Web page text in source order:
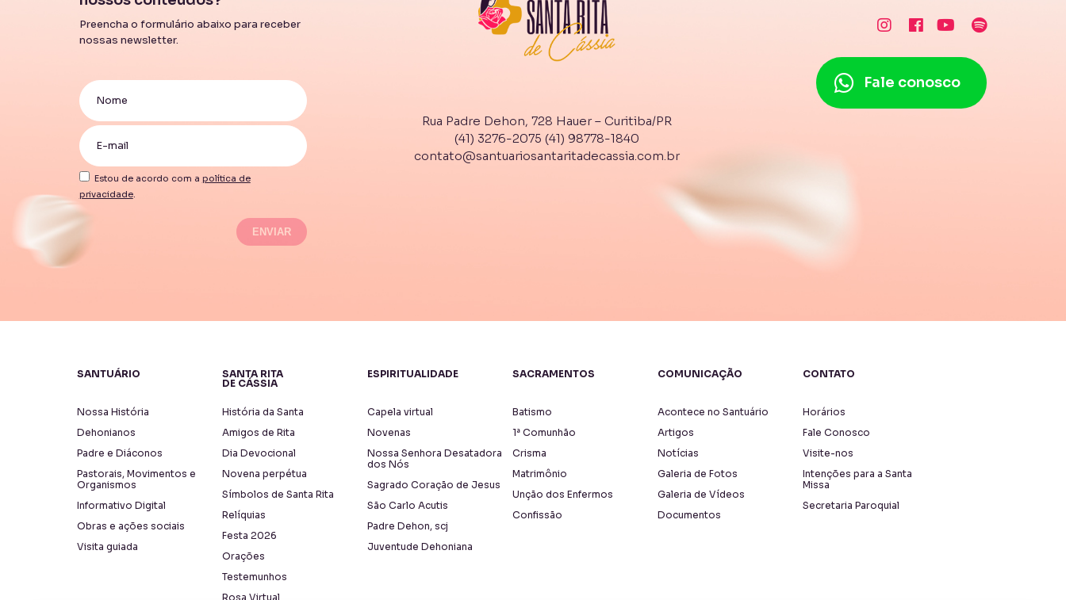
Preencha o formulário abaixo para receber
nossas newsletter.
Estou de acordo com a política de
privacidade.
Rua Padre Dehon, 728 Hauer – Curitiba/PR
(41) 3276-2075 (41) 98778-1840
contato@santuariosantaritadecassia.com.br
Fale conosco
SANTUÁRIO
Nossa História
Dehonianos
Padre e Diáconos
Pastorais, Movimentos e
Organismos
Informativo Digital
Obras e ações sociais
Visita guiada
SANTA RITA
DE CÁSSIA
História da Santa
Amigos de Rita
Dia Devocional
Novena perpétua
Símbolos de Santa Rita
Relíquias
Festa 2026
Orações
Testemunhos
Rosa Virtual
ESPIRITUALIDADE
Capela virtual
Novenas
Nossa Senhora Desatadora
dos Nós
Sagrado Coração de Jesus
São Carlo Acutis
Padre Dehon, scj
Juventude Dehoniana
SACRAMENTOS
Batismo
1ª Comunhão
Crisma
Matrimônio
Unção dos Enfermos
Confissão
COMUNICAÇÃO
Acontece no Santuário
Artigos
Notícias
Galeria de Fotos
Galeria de Vídeos
Documentos
CONTATO
Horários
Fale Conosco
Visite-nos
Intenções para a Santa
Missa
Secretaria Paroquial